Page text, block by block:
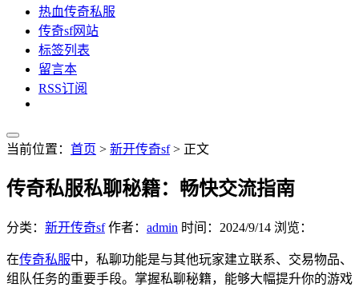
热血传奇私服
传奇sf网站
标签列表
留言本
RSS订阅
当前位置： 首页 > 新开传奇sf> 正文
传奇私服私聊秘籍：畅快交流指南
分类： 新开传奇sf 作者： admin 时间： 2024/9/14 浏览：
在传奇私服中，私聊功能是与其他玩家建立联系、交易物品、
组队任务的重要手段。掌握私聊秘籍，能够大幅提升你的游戏